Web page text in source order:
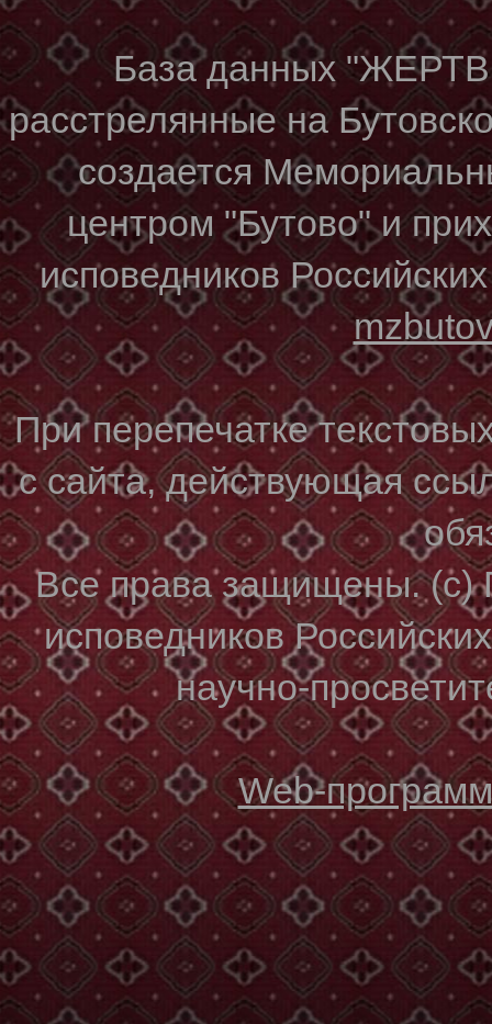
База данных
расстрелянные на
создается
центром "Бутово" и
исповедников
При перепечатке
с сайта, действующая
Все права защищены. (с)
исповедников
научно-
Web-